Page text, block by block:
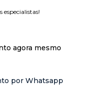
agora mesmo
por Whatsapp